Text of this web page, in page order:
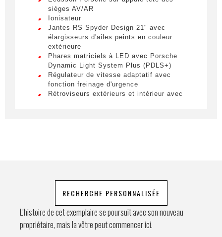
Téléphone
Demande spéciale
Envoyer
Lorem ipsum dolor sit amet, consectetur
adipiscing elit. Ut a elit sed nisl pulvinar
egestas a vel nibh. Sed aliquam varius
feugiat. Suspendisse finibus nec nibh eget
ultricies. Mauris et malesuada augue.
sièges AV/AR
Ionisateur
Jantes RS Spyder Design 21" avec
élargisseurs d'ailes peints en couleur
extérieure
Phares matriciels à LED avec Porsche
Dynamic Light System Plus (PDLS+)
Régulateur de vitesse adaptatif avec
fonction freinage d'urgence
Rétroviseurs extérieurs et intérieur avec
(Porsche Active Suspension Management)
Système d'échappement sport en Noir
Tapis de sol
Volant chauffant
RECHERCHE PERSONNALISÉE
L’histoire de cet exemplaire se poursuit avec son nouveau
propriétaire, mais la vôtre peut commencer ici.